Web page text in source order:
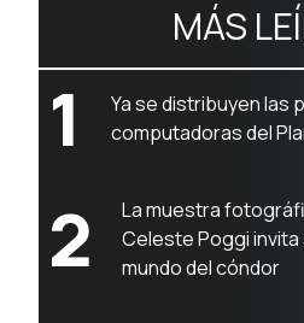
MÁS
1
Ya se distribuyen las
computadoras del
2
La muestra
Celeste Poggi invita
mundo del cóndor